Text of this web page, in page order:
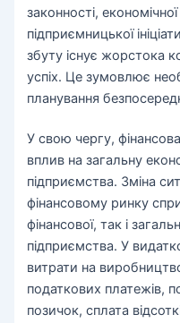
законності,
підприємницької
збуту існує жорстока
успіх. Це зумовлює
планування
У свою чергу,
вплив на загальну
підприємства. Зміна
фінансовому ринку
фінансової, так і
підприємства. У
витрати на
податкових платежів,
позичок, сплата